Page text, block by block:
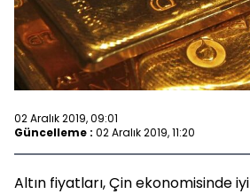
02 Aralık 2019, 09:01
Güncelleme : 02 Aralık 2019, 11:20
Altın fiyatları, Çin ekonomisinde